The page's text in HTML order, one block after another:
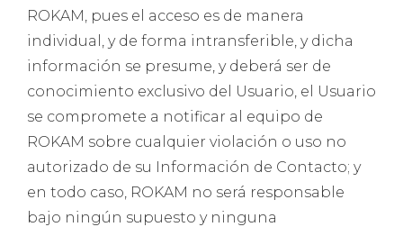
ROKAM, pues el acceso es de manera
individual, y de forma intransferible, y dicha
información se presume, y deberá ser de
conocimiento exclusivo del Usuario, el Usuario
se compromete a notificar al equipo de
ROKAM sobre cualquier violación o uso no
autorizado de su Información de Contacto; y
en todo caso, ROKAM no será responsable
bajo ningún supuesto y ninguna